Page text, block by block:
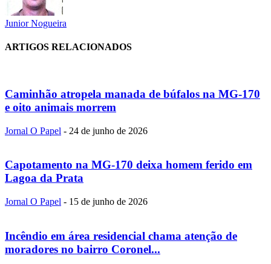
Junior Nogueira
ARTIGOS RELACIONADOS
Caminhão atropela manada de búfalos na MG-170
e oito animais morrem
Jornal O Papel - 24 de junho de 2026
Capotamento na MG-170 deixa homem ferido em
Lagoa da Prata
Jornal O Papel - 15 de junho de 2026
Incêndio em área residencial chama atenção de
moradores no bairro Coronel...